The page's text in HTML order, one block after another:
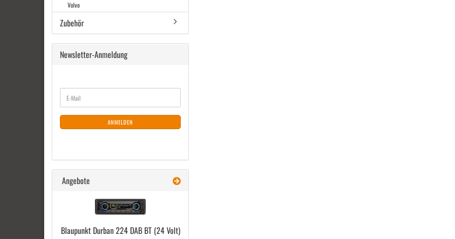
Volvo
Zubehör
Newsletter-Anmeldung
ZUR
NEWSLETTER-
ANMELDUNG
E-
Mail
ANMELDEN
Angebote
Blau­punkt Dur­ban 224 DAB BT (24 Volt)